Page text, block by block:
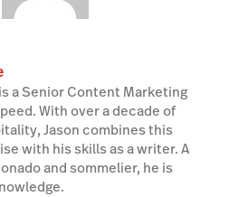
a Senior Content Marketing
With over a decade of
Jason combines this
with his skills as a writer. A
and sommelier, he is